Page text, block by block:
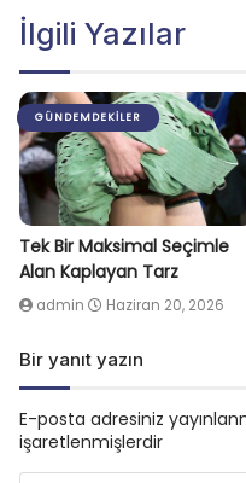
İlgili Yazılar
GÜNDEMDEKILER
Tek Bir Maksimal Seçimle
Alan Kaplayan Tarz
admin Haziran 20, 2026
Bir yanıt yazın
E-posta adresiniz
işaretlenmişlerdir